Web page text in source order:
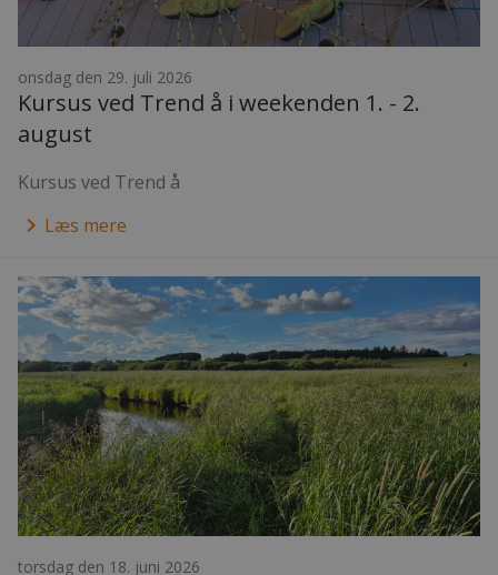
onsdag den 29. juli 2026
Kursus ved Trend å i weekenden 1. - 2.
august
Kursus ved Trend å
keyboard_arrow_right Læs mere
torsdag den 18. juni 2026